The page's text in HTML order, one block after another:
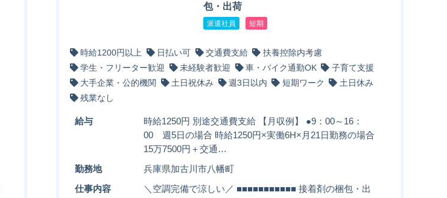
包・出荷
派遣社員 短期
時給1200円以上 日払い可 交通費支給
扶養控除内考慮
学生・フリーター歓迎
未経験者歓迎 車・バイク通勤OK
子育て支援
大手企業・公的機関
土日祝休み 週3日以内 短期ワーク
土日休み
残業なし
給与
時給1250円 別途交通費支給 【月収例】 ●9：00～16：
00 週5日の場合 時給1250円×実働6H×月21日勤務の場合
15万7500円＋交通…
勤務地 兵庫県加古川市八幡町
仕事内容
＼空調完備で涼しい／ ■■■■■■■■■■■ 接着剤の梱包・出